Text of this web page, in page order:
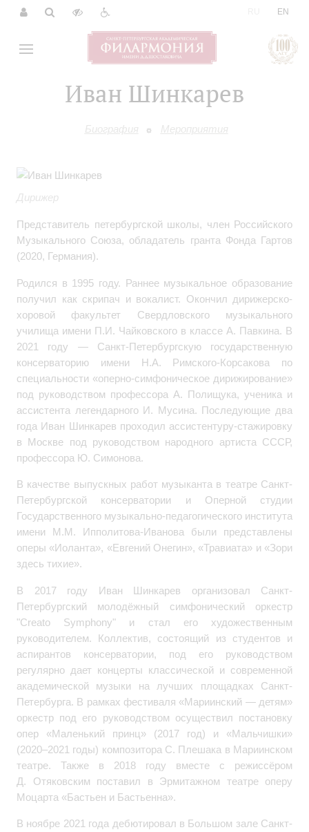
EN
Иван Шинкарев
Биография Мероприятия
Дирижер
Представитель петербургской школы, член Российского
Музыкального Союза, обладатель гранта Фонда Гартов
(2020, Германия).
Родился в 1995 году. Раннее музыкальное образование
получил как скрипач и вокалист. Окончил дирижерско-
хоровой факультет Свердловского музыкального
училища имени П.И. Чайковского в классе А. Павкина. В
2021 году — Санкт-Петербургскую государственную
консерваторию имени Н.А. Римского-Корсакова по
специальности «оперно-симфоническое дирижирование»
под руководством профессора А. Полищука, ученика и
ассистента легендарного И. Мусина. Последующие два
года Иван Шинкарев проходил ассистентуру-стажировку
в Москве под руководством народного артиста СССР,
профессора Ю. Симонова.
В качестве выпускных работ музыканта в театре Санкт-
Петербургской консерватории и Оперной студии
Государственного музыкально-педагогического института
имени М.М. Ипполитова-Иванова были представлены
оперы «Иоланта», «Евгений Онегин», «Травиата» и «Зори
здесь тихие».
В 2017 году Иван Шинкарев организовал Санкт-
Петербургский молодёжный симфонический оркестр
"Creato Symphony" и стал его художественным
руководителем. Коллектив, состоящий из студентов и
аспирантов консерватории, под его руководством
регулярно дает концерты классической и современной
академической музыки на лучших площадках Санкт-
Петербурга. В рамках фестиваля «Мариинский ­­— детям»
оркестр под его руководством осуществил постановку
опер «Маленький принц» (2017 год) и «Мальчишки»
(2020–2021 годы) композитора С. Плешака в Мариинском
театре. Также в 2018 году вместе с режиссёром
Д. Отяковским поставил в Эрмитажном театре оперу
Моцарта «Бастьен и Бастьенна».
В ноябре 2021 года дебютировал в Большом зале Санкт-